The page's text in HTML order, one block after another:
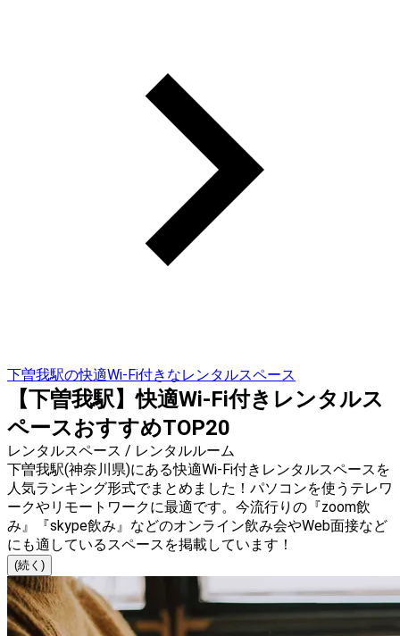
下曽我駅の快適Wi-Fi付きなレンタルスペース
【下曽我駅】快適Wi-Fi付きレンタルス
ペースおすすめTOP20
レンタルスペース / レンタルルーム
下曽我駅(神奈川県)にある快適Wi-Fi付きレンタルスペースを
人気ランキング形式でまとめました！パソコンを使うテレワ
ークやリモートワークに最適です。今流行りの『zoom飲
み』『skype飲み』などのオンライン飲み会やWeb面接など
にも適しているスペースを掲載しています！
(続く)